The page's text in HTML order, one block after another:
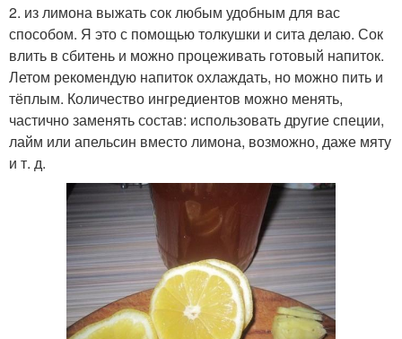
2. из лимона выжать сок любым удобным для вас
способом. Я это с помощью толкушки и сита делаю. Сок
влить в сбитень и можно процеживать готовый напиток.
Летом рекомендую напиток охлаждать, но можно пить и
тёплым. Количество ингредиентов можно менять,
частично заменять состав: использовать другие специи,
лайм или апельсин вместо лимона, возможно, даже мяту
и т. д.